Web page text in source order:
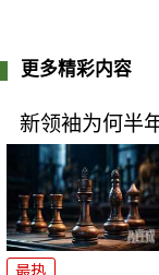
更多精彩内容
新领袖为何半